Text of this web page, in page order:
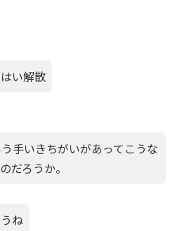
い解散
手いきちがいがあってこうな
だろうか。
ね